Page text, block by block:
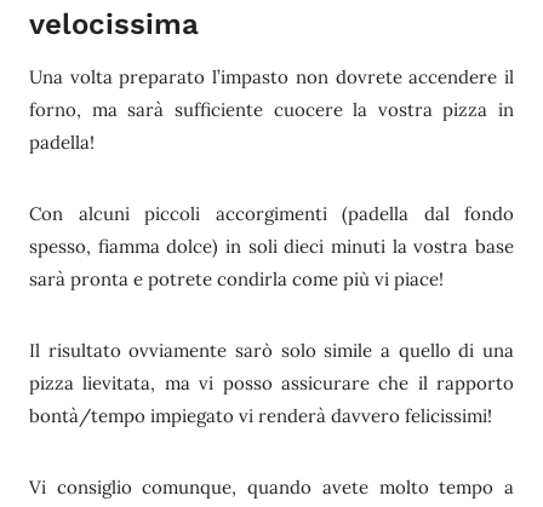
velocissima
Una volta preparato l’impasto non dovrete accendere il
forno, ma sarà sufficiente cuocere la vostra pizza in
padella!
Con alcuni piccoli accorgimenti (padella dal fondo
spesso, fiamma dolce) in soli dieci minuti la vostra base
sarà pronta e potrete condirla come più vi piace!
Il risultato ovviamente sarò solo simile a quello di una
pizza lievitata, ma vi posso assicurare che il rapporto
bontà/tempo impiegato vi renderà davvero felicissimi!
Vi consiglio comunque, quando avete molto tempo a